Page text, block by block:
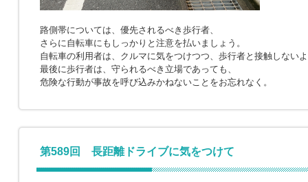
路側帯については、優先されるべき歩行者、
さらに自転車にもしっかりと注意を払いましょう。
自転車の利用者は、クルマに気をつけつつ、歩行者と接触しない
最後に歩行者は、守られるべき立場であっても、
危険な行動が事故を呼び込みかねないことをお忘れなく。
第589回 長距離ドライブに気をつけて